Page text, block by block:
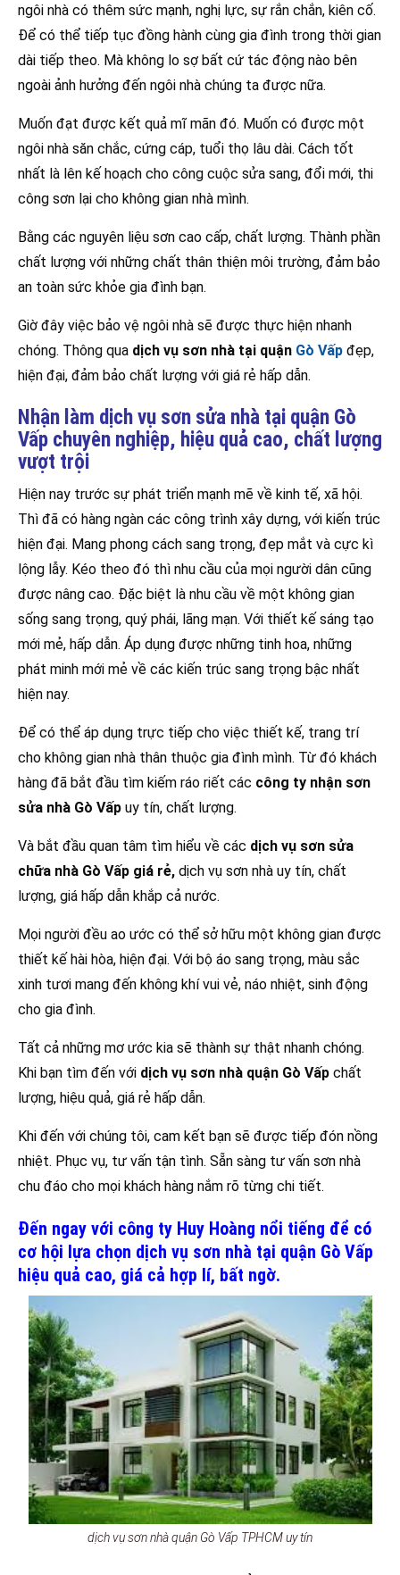
ngôi nhà có thêm sức mạnh, nghị lực, sự rắn chắn, kiên cố.
Để có thể tiếp tục đồng hành cùng gia đình trong thời gian
dài tiếp theo. Mà không lo sợ bất cứ tác động nào bên
ngoài ảnh hưởng đến ngôi nhà chúng ta được nữa.
Muốn đạt được kết quả mĩ mãn đó. Muốn có được một
ngôi nhà săn chắc, cứng cáp, tuổi thọ lâu dài. Cách tốt
nhất là lên kế hoạch cho công cuộc sửa sang, đổi mới, thi
công sơn lại cho không gian nhà mình.
Bằng các nguyên liệu sơn cao cấp, chất lượng. Thành phần
chất lượng với những chất thân thiện môi trường, đảm bảo
an toàn sức khỏe gia đình bạn.
Giờ đây việc bảo vệ ngôi nhà sẽ được thực hiện nhanh
chóng. Thông qua dịch vụ sơn nhà tại quận Gò Vấp đẹp,
hiện đại, đảm bảo chất lượng với giá rẻ hấp dẫn.
Nhận làm dịch vụ sơn sửa nhà tại quận Gò
Vấp chuyên nghiệp, hiệu quả cao, chất lượng
vượt trội
Hiện nay trước sự phát triển mạnh mẽ về kinh tế, xã hội.
Thì đã có hàng ngàn các công trình xây dựng, với kiến trúc
hiện đại. Mang phong cách sang trọng, đẹp mắt và cực kì
lộng lẫy. Kéo theo đó thì nhu cầu của mọi người dân cũng
được nâng cao. Đặc biệt là nhu cầu về một không gian
sống sang trọng, quý phái, lãng mạn. Với thiết kế sáng tạo
mới mẻ, hấp dẫn. Áp dụng được những tinh hoa, những
phát minh mới mẻ về các kiến trúc sang trọng bậc nhất
hiện nay.
Để có thể áp dụng trực tiếp cho việc thiết kế, trang trí
cho không gian nhà thân thuộc gia đình mình. Từ đó khách
hàng đã bắt đầu tìm kiếm ráo riết các công ty nhận sơn
sửa nhà Gò Vấp uy tín, chất lượng.
Và bắt đầu quan tâm tìm hiểu về các dịch vụ sơn sửa
chữa nhà Gò Vấp giá rẻ, dịch vụ sơn nhà uy tín, chất
lượng, giá hấp dẫn khắp cả nước.
Mọi người đều ao ước có thể sở hữu một không gian được
thiết kế hài hòa, hiện đại. Với bộ áo sang trọng, màu sắc
xinh tươi mang đến không khí vui vẻ, náo nhiệt, sinh động
cho gia đình.
Tất cả những mơ ước kia sẽ thành sự thật nhanh chóng.
Khi bạn tìm đến với dịch vụ sơn nhà quận Gò Vấp chất
lượng, hiệu quả, giá rẻ hấp dẫn.
Khi đến với chúng tôi, cam kết bạn sẽ được tiếp đón nồng
nhiệt. Phục vụ, tư vấn tận tình. Sẵn sàng tư vấn sơn nhà
chu đáo cho mọi khách hàng nắm rõ từng chi tiết.
Đến ngay với công ty Huy Hoàng nổi tiếng để có
cơ hội lựa chọn dịch vụ sơn nhà tại quận Gò Vấp
hiệu quả cao, giá cả hợp lí, bất ngờ.
dịch vụ sơn nhà quận Gò Vấp TPHCM uy tín